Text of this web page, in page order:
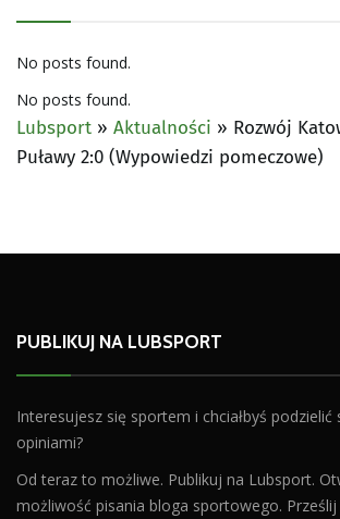
No posts found.
No posts found.
Lubsport » Aktualności » Rozwój
Puławy 2:0 (Wypowiedzi pomeczowe)
PUBLIKUJ NA LUBSPORT
Interesujesz się sportem i chciałbyś podzielić
opiniami?
Od teraz to możliwe. Publikuj na Lubsport.
możliwość pisania bloga sportowego.